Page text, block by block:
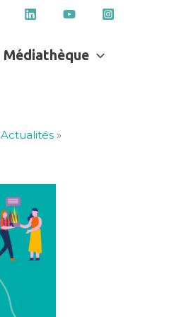
Médiathèque
Actualités »